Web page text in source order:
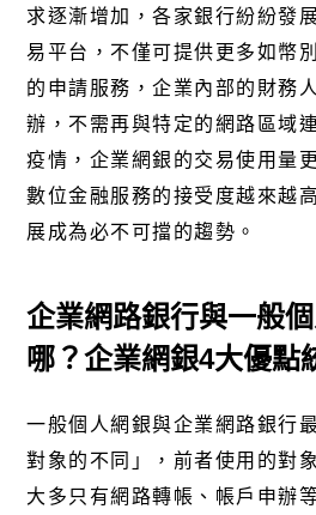
求逐漸增加，各家銀行紛紛發
易平台，不僅可提供更多如幣
的申請服務，企業內部的財務
辦，不需再與特定的網路區域
疫情，企業網銀的交易使用量
數位金融服務的接受度越來越
展成為必不可擋的趨勢。
企業網路銀行與一般
哪？企業網銀4大優點
一般個人網銀與企業網路銀行
對象的不同」，前者使用的對
大多只有網路轉帳、帳戶申辦